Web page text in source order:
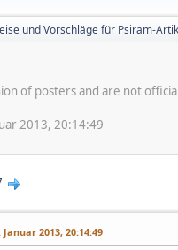
und Vorschläge für Psiram-
of posters and are not
2013, 20:14:49
Januar 2013, 20:14:49